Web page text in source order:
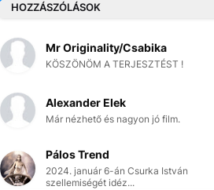
HOZZÁSZÓLÁSOK
Mr Originality/Csabika
KÖSZÖNÖM A TERJESZTÉST !
Alexander Elek
Már nézhető és nagyon jó film.
Pálos Trend
2024. január 6-án Csurka István
szellemiségét idéz...